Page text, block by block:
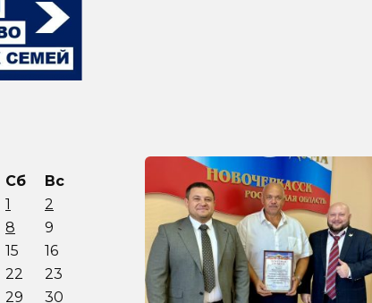
Сб
Вс
1
2
8
9
15
16
22
23
29
30